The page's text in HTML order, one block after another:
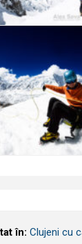
în: Clujeni cu